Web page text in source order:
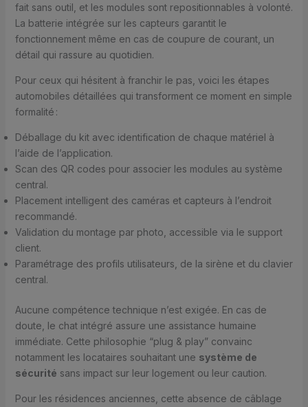
fait sans outil, et les modules sont repositionnables à volonté.
La batterie intégrée sur les capteurs garantit le
fonctionnement même en cas de coupure de courant, un
détail qui rassure au quotidien.
Pour ceux qui hésitent à franchir le pas, voici les étapes
automobiles détaillées qui transforment ce moment en simple
formalité :
Déballage du kit avec identification de chaque matériel à
l’aide de l’application.
Scan des QR codes pour associer les modules au système
central.
Placement intelligent des caméras et capteurs à l’endroit
recommandé.
Validation du montage par photo, accessible via le support
client.
Paramétrage des profils utilisateurs, de la sirène et du clavier
central.
Aucune compétence technique n’est exigée. En cas de
doute, le chat intégré assure une assistance humaine
immédiate. Cette philosophie “plug & play” convainc
notamment les locataires souhaitant une système de
sécurité sans impact sur leur logement ou leur caution.
Pour les résidences anciennes, cette absence de câblage